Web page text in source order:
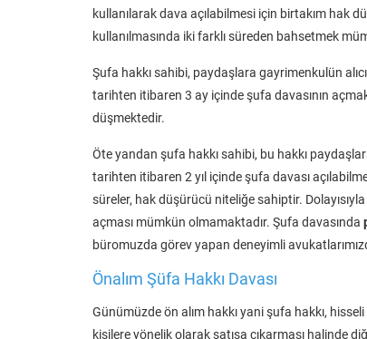
kullanılarak dava açılabilmesi için birtakım hak
kullanılmasında iki farklı süreden bahsetmek
Şufa hakkı sahibi, paydaşlara gayrimenkulün
tarihten itibaren 3 ay içinde şufa davasının
düşmektedir.
Öte yandan şufa hakkı sahibi, bu hakkı
tarihten itibaren 2 yıl içinde şufa davası
süreler, hak düşürücü niteliğe sahiptir.
açması mümkün olmamaktadır. Şufa davasında
büromuzda görev yapan deneyimli
Önalım Şüfa Hakkı Davası
Günümüzde ön alım hakkı yani şufa hakkı,
kişilere yönelik olarak satışa çıkarması halinde